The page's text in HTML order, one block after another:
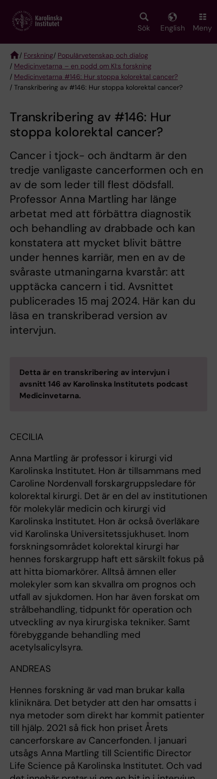
main
Sök English Meny
Breadcrumb
/ Forskning/ Populärvetenskap och dialog
/ Medicinvetarna – en podd om KI:s forskning
/ Medicinvetarna #146: Hur stoppa kolorektal cancer?
/ Transkribering av #146: Hur stoppa kolorektal cancer?
Transkribering av #146: Hur
stoppa kolorektal cancer?
Cancer i tjock- och ändtarm är den
tredje vanligaste cancerformen och en
av de som leder till flest dödsfall.
Professor Anna Martling har länge
arbetat med att förbättra diagnostik
och behandling av drabbade och kan
konstatera att mycket blivit bättre
under hennes karriär, men en av de
svåraste utmaningarna kvarstår: att
upptäcka cancern i tid. Avsnittet
publicerades 15 maj 2024. Här kan du
läsa en transkriberad version av
intervjun.
Detta är en transkribering av intervjun i
avsnitt 146 av Karolinska Institutets podcast
Medicinvetarna.
CECILIA
Anna Martling är professor i kirurgi vid
Karolinska Institutet. Hon är tillsammans med
Caroline Nordenvall forskargruppsledare för
kolorektal kirurgi. Det är en del av institutionen
för molekylär medicin och kirurgi vid
Karolinska Institutet. Hon är också överläkare
vid Karolinska Universitetssjukhuset. Inom
forskningsområdet kolorektal kirurgi har
hennes forskargrupp haft ett särskilt fokus på
att hitta biomarkörer. Alltså ämnen eller
molekyler som kan skvallra om prognos och
utfall av sjukdomen. Hon har även forskat om
strålbehandling, tidpunkt för operation och
utveckling av nya kirurgiska tekniker. Samt
förebyggande behandling med
acetylsalicylsyra.
ANDREAS
Hennes forskning är vad man brukar kalla
kliniknära. Det betyder att den har omsatts i
nya metoder som direkt har kommit patienter
till hjälp. 2021 så fick hon priset Årets
cancerforskare av Cancerfonden. I januari
utsågs Anna Martling till Scientific Director
Life Science på Karolinska Institutet. Och vad